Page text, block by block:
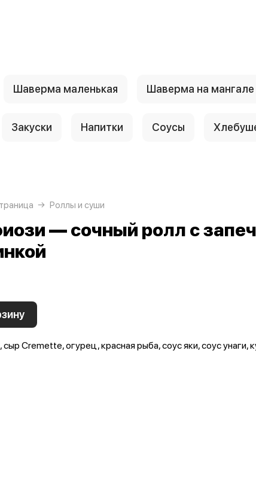
Шаверма маленькая Шаверма на мангале
Закуски Напитки Соусы
Роллы и суши
— сочный ролл с
сыр Cremette, огурец, красная рыба, соус яки, соус унаги,